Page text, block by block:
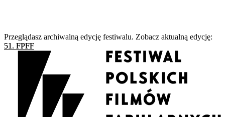
Przeglądasz archiwalną edycję festiwalu. Zobacz aktualną edycję:
51. FPFF